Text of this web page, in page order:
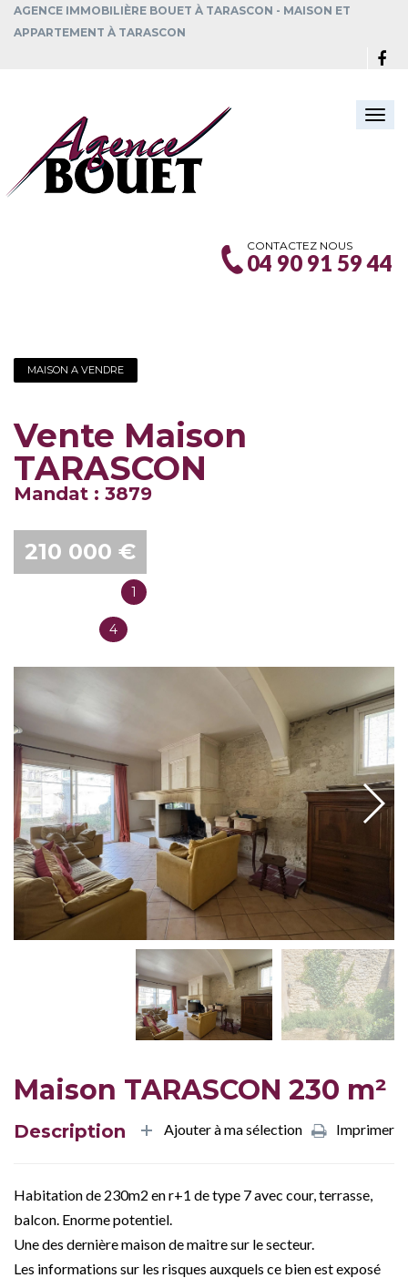
AGENCE IMMOBILIÈRE BOUET À TARASCON - MAISON ET
APPARTEMENT À TARASCON
CONTACTEZ NOUS
04 90 91 59 44
MAISON A VENDRE
Vente Maison
TARASCON
Mandat : 3879
210 000 €
1
4
Maison TARASCON 230 m²
Description Imprimer
Ajouter à ma sélection
Habitation de 230m2 en r+1 de type 7 avec cour, terrasse,
balcon. Enorme potentiel.
Une des dernière maison de maitre sur le secteur.
Les informations sur les risques auxquels ce bien est exposé